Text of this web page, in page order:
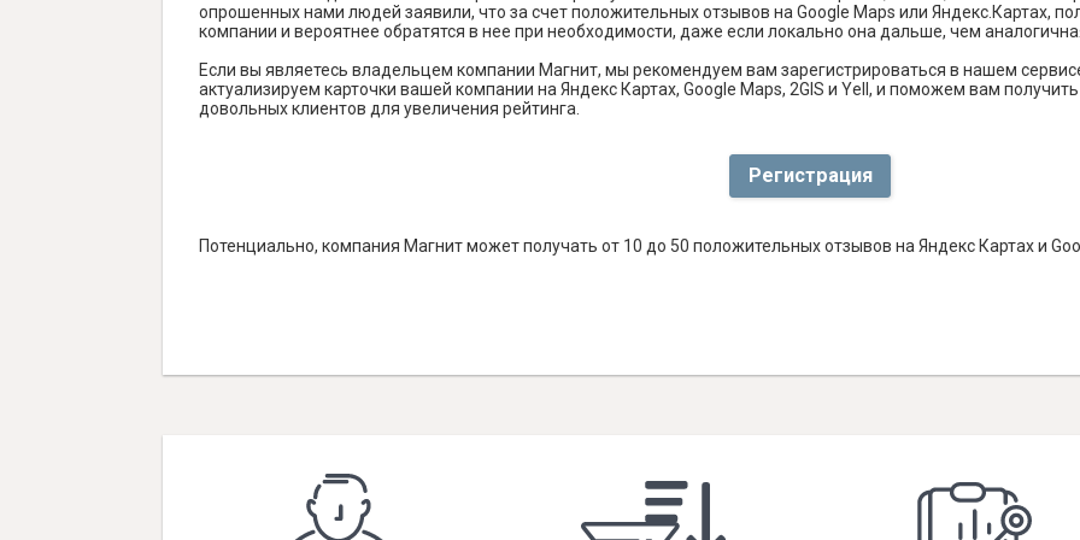
опрошенных нами людей заявили, что за счет положительных отзывов на Google Maps или Яндекс.Картах,
компании и вероятнее обратятся в нее при необходимости, даже если локально она дальше, чем
Если вы являетесь владельцем компании Магнит, мы рекомендуем вам зарегистрироваться в нашем
актуализируем карточки вашей компании на Яндекс Картах, Google Maps, 2GIS и Yell, и поможем вам
довольных клиентов для увеличения рейтинга.
Регистрация
Потенциально, компания Магнит может получать от 10 до 50 положительных отзывов на Яндекс Картах и